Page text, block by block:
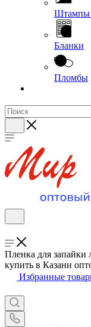
Штампы
Бланки
Пломбы
Пленка для запайки
купить в Казани
Избранные